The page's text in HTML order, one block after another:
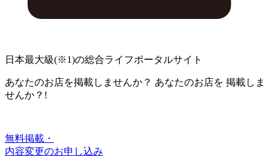
日本最大級(※1)の総合ライフポータルサイト
あなたのお店を掲載しませんか？ あなたのお店を 掲載しま
せんか？!
無料掲載・
内容変更のお申し込み